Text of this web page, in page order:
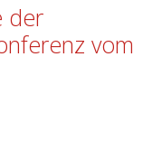
der
vom